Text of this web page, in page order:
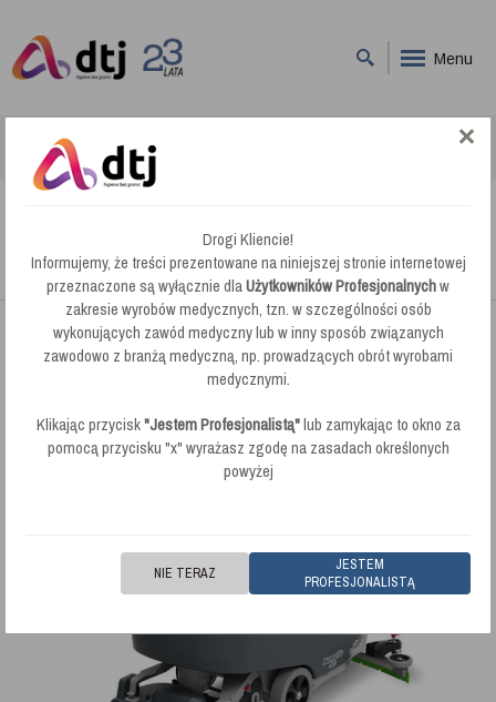
Menu
Numatic TBL 6055T NX1K Automat Szorująco - Zbierający
Numatic TBL 6055T NX1K Automat
Szorująco - Zbierający
Drogi Kliencie!
Informujemy, że treści prezentowane na niniejszej stronie internetowej
przeznaczone są wyłącznie dlaUżytkowników Profesjonalnychw
zakresie wyrobów medycznych, tzn. w szczególności osób
wykonujących zawód medyczny lub w inny sposób związanych
zawodowo z branżą medyczną, np. prowadzących obrót wyrobami
medycznymi.
Klikając przycisk"Jestem Profesjonalistą"lub zamykając to okno za
pomocą przycisku "x" wyrażasz zgodę na zasadach określonych
powyżej
JESTEM
PROFESJONALISTĄ
NIE TERAZ